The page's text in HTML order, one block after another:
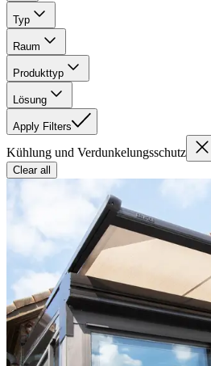
Typ
Raum
Produkttyp
Lösung
Apply Filters
Kühlung und Verdunkelungsschutz
Clear all